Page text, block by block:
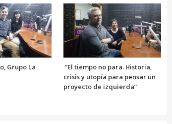
aumentar
o
disminuir
el
volumen.
Grupo La
“El tiempo no para. Historia,
crisis y utopía para pensar un
proyecto de izquierda”